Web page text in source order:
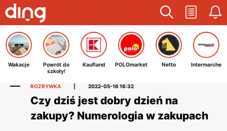
Wakacje
Powrót do
szkoły!
Kaufland POLOmarket Netto Intermarche
ROZRYWKA 2022-05-16 16:32
Czy dziś jest dobry dzień na
zakupy? Numerologia w zakupach